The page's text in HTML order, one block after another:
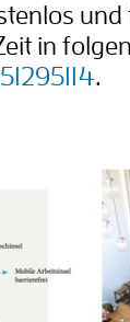
und
in
.